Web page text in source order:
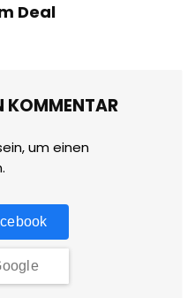
Deal
KOMMENTAR
um einen